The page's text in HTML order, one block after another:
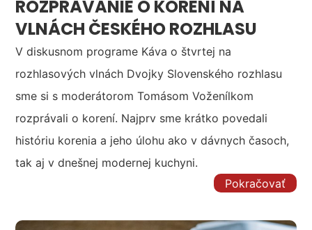
ROZPRÁVANIE O KORENÍ NA
VLNÁCH ČESKÉHO ROZHLASU
V diskusnom programe Káva o štvrtej na
rozhlasových vlnách Dvojky Slovenského rozhlasu
sme si s moderátorom Tomásom Voženílkom
rozprávali o korení. Najprv sme krátko povedali
históriu korenia a jeho úlohu ako v dávnych časoch,
tak aj v dnešnej modernej kuchyni.
Pokračovať